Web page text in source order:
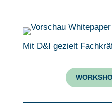
Mit D&I gezielt